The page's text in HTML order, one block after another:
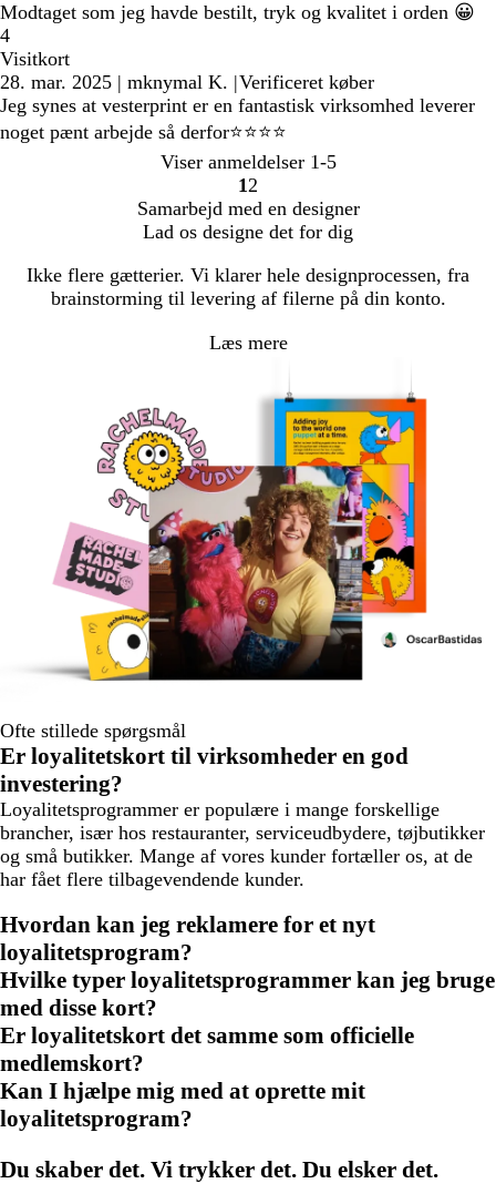
Modtaget som jeg havde bestilt, tryk og kvalitet i orden 😀
4
Visitkort
28. mar. 2025 | mknymal K. |Verificeret køber
Jeg synes at vesterprint er en fantastisk virksomhed leverer
noget pænt arbejde så derfor⭐️⭐️⭐️⭐️
Viser anmeldelser 1-5
Gå
til
side
1 Gå
til
side
2
Samarbejd med en designer
Lad os designe det for dig
Ikke flere gætterier. Vi klarer hele designprocessen, fra
brainstorming til levering af filerne på din konto.
Læs mere
Ofte stillede spørgsmål
Er loyalitetskort til virksomheder en god
investering?
Loyalitetsprogrammer er populære i mange forskellige
brancher, især hos restauranter, serviceudbydere, tøjbutikker
og små butikker. Mange af vores kunder fortæller os, at de
har fået flere tilbagevendende kunder.
Hvordan kan jeg reklamere for et nyt
loyalitetsprogram?
Hvilke typer loyalitetsprogrammer kan jeg bruge
med disse kort?
Er loyalitetskort det samme som officielle
medlemskort?
Kan I hjælpe mig med at oprette mit
loyalitetsprogram?
Du skaber det. Vi trykker det. Du elsker det.